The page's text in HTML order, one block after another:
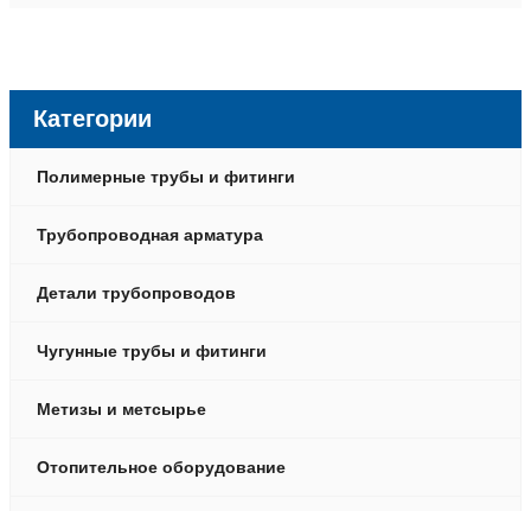
Категории
Полимерные трубы и фитинги
Трубопроводная арматура
Детали трубопроводов
Чугунные трубы и фитинги
Метизы и метсырье
Отопительное оборудование